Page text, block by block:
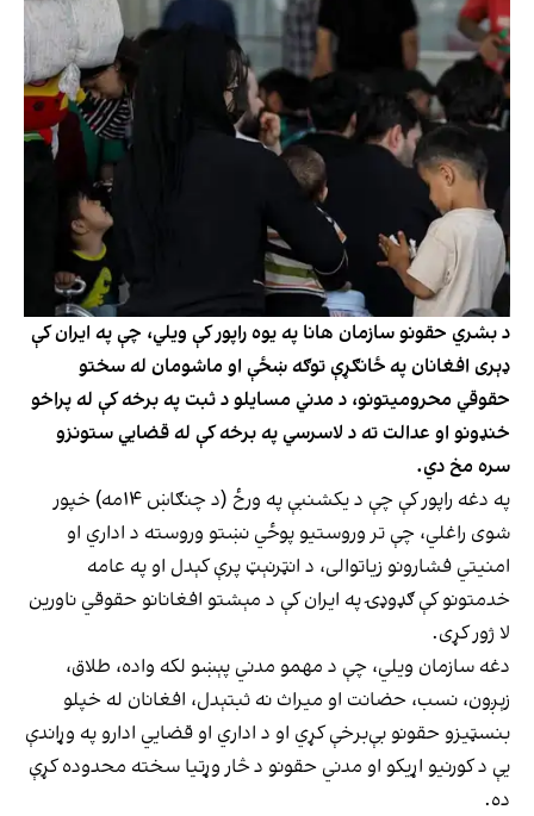
د بشري حقونو سازمان هانا په یوه راپور کې ویلي، چې په ایران کې
ډېری افغانان په ځانګړې توګه ښځې او ماشومان له سختو
حقوقي محرومیتونو، د مدني مسایلو د ثبت په برخه کې له پراخو
خنډونو او عدالت ته د لاسرسي په برخه کې له قضايي ستونزو
سره مخ دي.
په دغه راپور کې چې د یکشنبې په ورځ (د چنګاښ ۱۴مه) خپور
شوی راغلي، چې تر وروستیو پوځي نښتو وروسته د اداري او
امنیتي فشارونو زیاتوالی، د انټرنېټ پرې کېدل او په عامه
خدمتونو کې ګډوډۍ په ایران کې د مېشتو افغانانو حقوقي ناورین
لا ژور کړی.
دغه سازمان ویلي، چې د مهمو مدني پېښو لکه واده، طلاق،
زېږون، نسب، حضانت او میراث نه ثبتېدل، افغانان له خپلو
بنسټیزو حقونو بې‌برخې کړي او د اداري او قضايي ادارو په وړاندې
یې د کورنیو اړیکو او مدني حقونو د څار وړتیا سخته محدوده کړې
ده.